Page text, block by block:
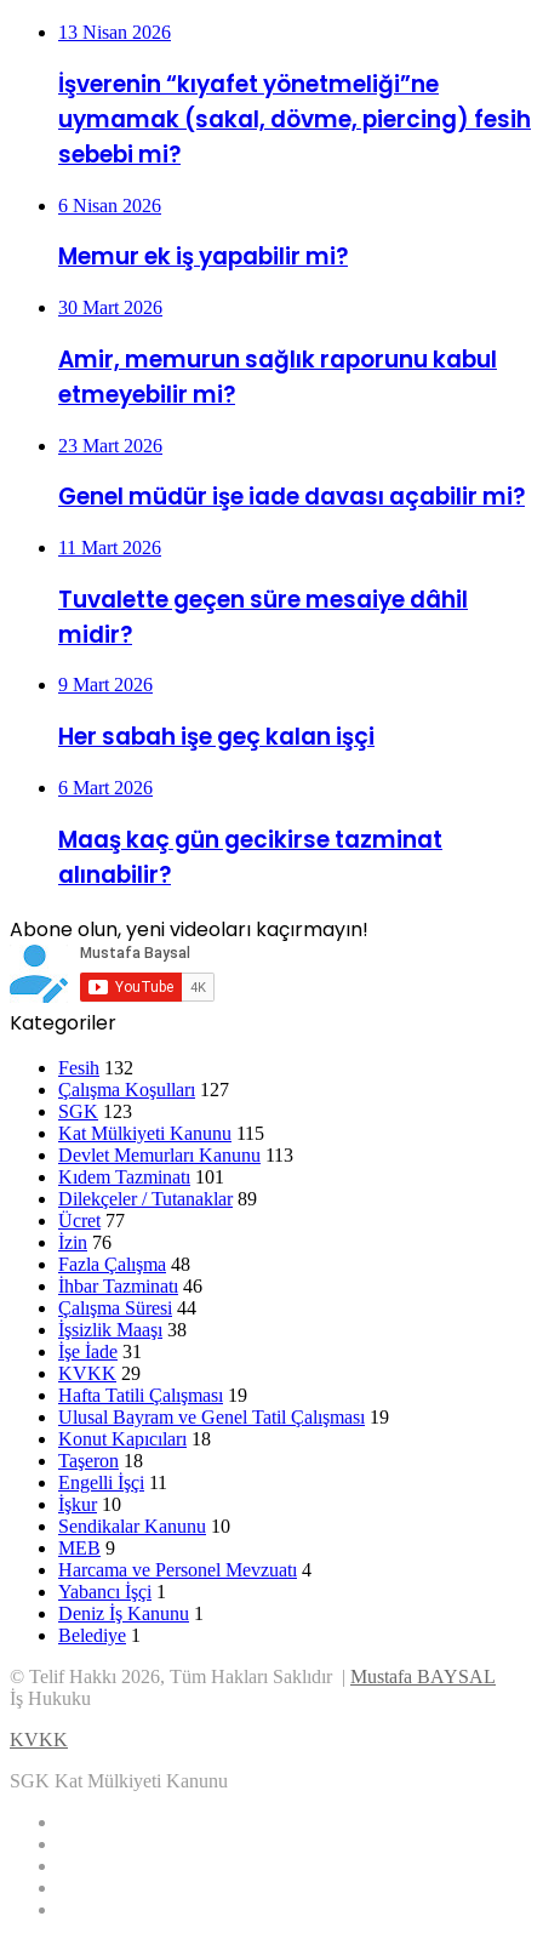
13 Nisan 2026
İşverenin “kıyafet yönetmeliği”ne
uymamak (sakal, dövme, piercing) fesih
sebebi mi?
6 Nisan 2026
Memur ek iş yapabilir mi?
30 Mart 2026
Amir, memurun sağlık raporunu kabul
etmeyebilir mi?
23 Mart 2026
Genel müdür işe iade davası açabilir mi?
11 Mart 2026
Tuvalette geçen süre mesaiye dâhil
midir?
9 Mart 2026
Her sabah işe geç kalan işçi
6 Mart 2026
Maaş kaç gün gecikirse tazminat
alınabilir?
Abone olun, yeni videoları kaçırmayın!
Kategoriler
Fesih 132
Çalışma Koşulları 127
SGK 123
Kat Mülkiyeti Kanunu 115
Devlet Memurları Kanunu 113
Kıdem Tazminatı 101
Dilekçeler / Tutanaklar 89
Ücret 77
İzin 76
Fazla Çalışma 48
İhbar Tazminatı 46
Çalışma Süresi 44
İşsizlik Maaşı 38
İşe İade 31
KVKK 29
Hafta Tatili Çalışması 19
Ulusal Bayram ve Genel Tatil Çalışması 19
Konut Kapıcıları 18
Taşeron 18
Engelli İşçi 11
İşkur 10
Sendikalar Kanunu 10
MEB 9
Harcama ve Personel Mevzuatı 4
Yabancı İşçi 1
Deniz İş Kanunu 1
Belediye 1
© Telif Hakkı 2026, Tüm Hakları Saklıdır | Mustafa BAYSAL
İş Hukuku
KVKK
SGK Kat Mülkiyeti Kanunu